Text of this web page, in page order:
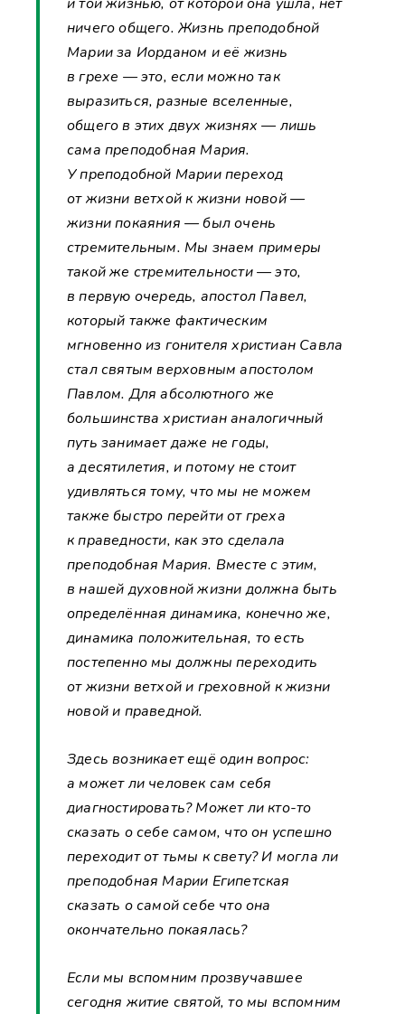
ничего общего. Жизнь преподобной
Марии за Иорданом и её жизнь
в грехе — это, если можно так
выразиться, разные вселенные,
общего в этих двух жизнях — лишь
сама преподобная Мария.
У преподобной Марии переход
от жизни ветхой к жизни новой —
жизни покаяния — был очень
стремительным. Мы знаем примеры
такой же стремительности — это,
в первую очередь, апостол Павел,
который также фактическим
мгновенно из гонителя христиан Савла
стал святым верховным апостолом
Павлом. Для абсолютного же
большинства христиан аналогичный
путь занимает даже не годы,
а десятилетия, и потому не стоит
удивляться тому, что мы не можем
также быстро перейти от греха
к праведности, как это сделала
преподобная Мария. Вместе с этим,
в нашей духовной жизни должна быть
определённая динамика, конечно же,
динамика положительная, то есть
постепенно мы должны переходить
от жизни ветхой и греховной к жизни
новой и праведной.
Здесь возникает ещё один вопрос:
а может ли человек сам себя
диагностировать? Может ли кто-то
сказать о себе самом, что он успешно
переходит от тьмы к свету? И могла ли
преподобная Марии Египетская
сказать о самой себе что она
окончательно покаялась?
Если мы вспомним прозвучавшее
сегодня житие святой, то мы вспомним